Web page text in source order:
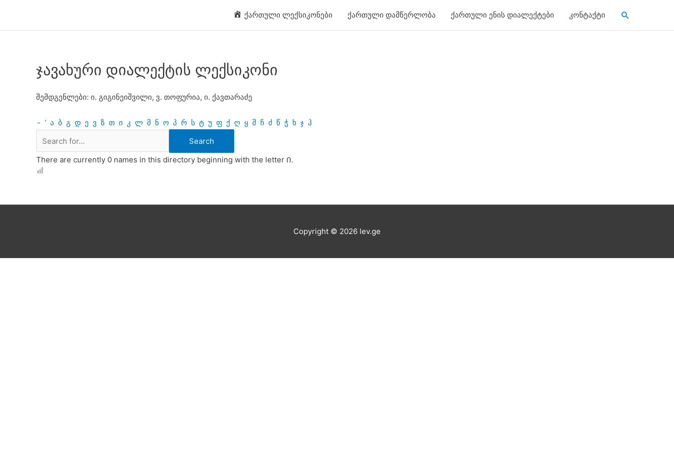
content
ქართული ლექსიკონები ქართული დამწერლობა ქართული ენის დიალექტები კონტაქტი Search
ჯავახური დიალექტის ლექსიკონი
შემდგენლები: ი. გიგინეიშვილი, ვ. თოფურია, ი. ქავთარაძე
- ‘ ა ბ გ დ ე ვ ზ თ ი კ ლ მ ნ ო პ რ ს ტ უ ფ ქ ღ ყ შ ჩ ძ წ ჭ ხ ჯ ჰ
There are currently 0 names in this directory beginning with the letter Ი.
Copyright © 2026 lev.ge